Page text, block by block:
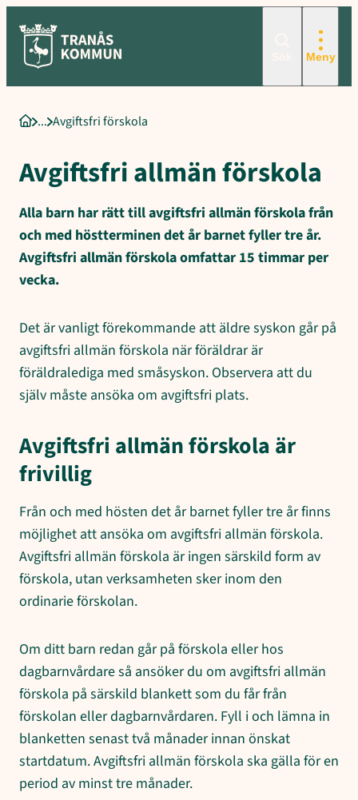
innehåll
Meny
StartsidaAvgiftsfri förskola
Avgiftsfri allmän förskola
Alla barn har rätt till avgiftsfri allmän förskola från
och med höstterminen det år barnet fyller tre år.
Avgiftsfri allmän förskola omfattar 15 timmar per
vecka.
Det är vanligt förekommande att äldre syskon går på
avgiftsfri allmän förskola när föräldrar är
föräldralediga med småsyskon. Observera att du
själv måste ansöka om avgiftsfri plats.
Avgiftsfri allmän förskola är
frivillig
Från och med hösten det år barnet fyller tre år finns
möjlighet att ansöka om avgiftsfri allmän förskola.
Avgiftsfri allmän förskola är ingen särskild form av
förskola, utan verksamheten sker inom den
ordinarie förskolan.
Om ditt barn redan går på förskola eller hos
dagbarnvårdare så ansöker du om avgiftsfri allmän
förskola på särskild blankett som du får från
förskolan eller dagbarnvårdaren. Fyll i och lämna in
blanketten senast två månader innan önskat
startdatum. Avgiftsfri allmän förskola ska gälla för en
period av minst tre månader.